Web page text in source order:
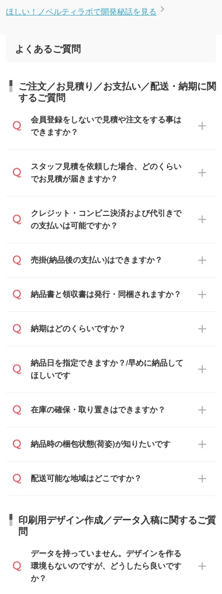
ほしい！ノベルティラボで開発秘話を見る
よくあるご質問
ご注文／お見積り／お支払い／配送・納期に関
するご質問
会員登録をしないで見積や注文をする事は
できますか？
可能です。見積・注文フォームにて『ゲス
トのまま進む』ボタンからお進みのうえ、
スタッフ見積を依頼した場合、どのくらい
でお見積が届きますか？
通常、翌営業日までにお送りしておりま
す。混雑状況によっては、お時間をいただ
翌営業日以降のご連絡となります。
クレジット・コンビニ決済および代引きで
の支払いは可能ですか？
銀行振込のみのご対応となります。
売掛(納品後の支払い)はできますか？
基本的には先入金をお願いしております
に対応可能です。
また、卒業・卒園記念品で対策委員会や個
人様からご注文いただく場合でも、お支払
い元が学校や幼稚園・保育園であれば、同
す。
納品書と領収書は発行・同梱されますか？
納品書・領収書は ご依頼をいただいた場合
でお送りします。
原本の郵送をご希望の場合は、担当スタッ
備考欄』よりお知らせください。
納期はどのくらいですか？
・印刷する場合(500個程度)
ご入金、イメージ画像の校了から約2週間
・商品のみ注文する場合(サンプル購入を含
ご入金確認後、1～2営業日で出荷いたし
ます。
納期は商品や数量、印刷方法、ご納品場
ュール」に注文予定日をご入力いただく
と、おおよその締切日や出荷目安をご確認
いただけます。
商品在庫や印刷ラインを確保するために
納品日を指定できますか？/早めに納品して
ほしいです
ご希望の納期がある場合は、お問い合わ
在庫状況や印刷スケジュールを確認のう
また、お急ぎで印刷をご希望の場合は、最
短5営業日で出荷可能な商品もご用意してお
商品ページにてご確認ください
在庫の確保・取り置きはできますか？
ご入金確認後に在庫を確保し、注文確定の
ださい。
納品時の梱包状態(荷姿)が知りたいです
商品によって異なります。各ページにある
います。(白箱、化粧箱、ブリスターパック
など)
います。(透明袋、デザイン袋など)
【個包装なし】 個包装がされていない状
態で納品します。
配送可能な地域はどこですか？
日本全国へお届けが可能です。なお、海外
への直接納品は行っておりませんので予め
印刷用デザイン作成／データ入稿に関するご質
問
データを持っていません。デザインを作る
環境もないのですが、どうしたら良いです
か？